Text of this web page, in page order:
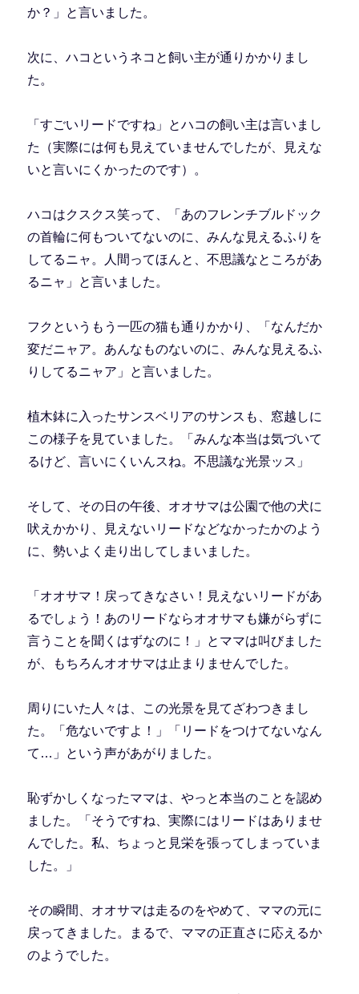
か？」と言いました。
次に、ハコというネコと飼い主が通りかかりまし
た。
「すごいリードですね」とハコの飼い主は言いまし
た（実際には何も見えていませんでしたが、見えな
いと言いにくかったのです）。
ハコはクスクス笑って、「あのフレンチブルドック
の首輪に何もついてないのに、みんな見えるふりを
してるニャ。人間ってほんと、不思議なところがあ
るニャ」と言いました。
フクというもう一匹の猫も通りかかり、「なんだか
変だニャア。あんなものないのに、みんな見えるふ
りしてるニャア」と言いました。
植木鉢に入ったサンスベリアのサンスも、窓越しに
この様子を見ていました。「みんな本当は気づいて
るけど、言いにくいんスね。不思議な光景ッス」
そして、その日の午後、オオサマは公園で他の犬に
吠えかかり、見えないリードなどなかったかのよう
に、勢いよく走り出してしまいました。
「オオサマ！戻ってきなさい！見えないリードがあ
るでしょう！あのリードならオオサマも嫌がらずに
言うことを聞くはずなのに！」とママは叫びました
が、もちろんオオサマは止まりませんでした。
周りにいた人々は、この光景を見てざわつきまし
た。「危ないですよ！」「リードをつけてないなん
て…」という声があがりました。
恥ずかしくなったママは、やっと本当のことを認め
ました。「そうですね、実際にはリードはありませ
んでした。私、ちょっと見栄を張ってしまっていま
した。」
その瞬間、オオサマは走るのをやめて、ママの元に
戻ってきました。まるで、ママの正直さに応えるか
のようでした。